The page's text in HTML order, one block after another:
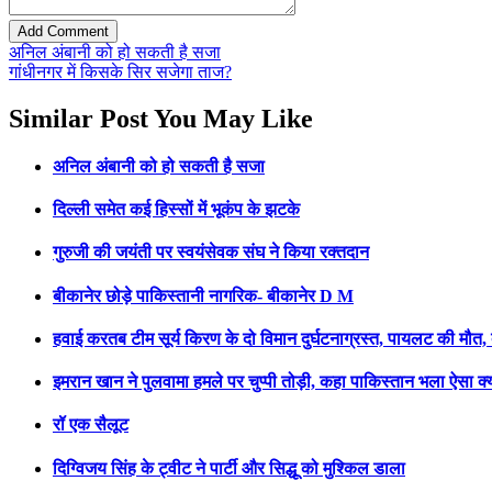
अनिल अंबानी को हो सकती है सजा
गांधीनगर में किसके सिर सजेगा ताज?
Similar Post You May Like
अनिल अंबानी को हो सकती है सजा
दिल्ली समेत कई हिस्सों में भूकंप के झटके
गुरुजी की जयंती पर स्वयंसेवक संघ ने किया रक्तदान
बीकानेर छोड़े पाकिस्तानी नागरिक- बीकानेर D M
हवाई करतब टीम सूर्य किरण के दो विमान दुर्घटनाग्रस्त, पायलट की मौत,
इमरान खान ने पुलवामा हमले पर चुप्पी तोड़ी, कहा पाकिस्तान भला ऐसा
रॉ एक सैलूट
दिग्विजय सिंह के ट्वीट ने पार्टी और सिद्धू को मुश्किल डाला